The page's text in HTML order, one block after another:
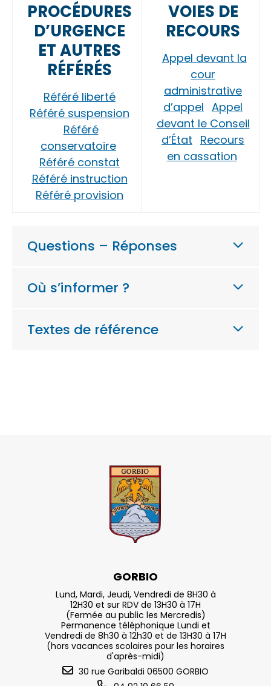
PROCÉDURES
D’URGENCE
ET AUTRES
RÉFÉRÉS
Référé liberté
Référé suspension
Référé
conservatoire
Référé constat
Référé instruction
Référé provision
VOIES DE
RECOURS
Appel devant la
cour
administrative
d’appel Appel
devant le Conseil
d’État Recours
en cassation
Questions – Réponses
Où s’informer ?
Textes de référence
GORBIO
Lund, Mardi, Jeudi, Vendredi de 8H30 à
12H30 et sur RDV de 13H30 à 17H
(Fermée au public les Mercredis)
Permanence téléphonique Lundi et
Vendredi de 8h30 à 12h30 et de 13H30 à 17H
(hors vacances scolaires pour les horaires
d'après-midi)
30 rue Garibaldi 06500 GORBIO